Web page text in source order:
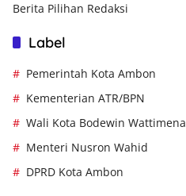
Berita Pilihan Redaksi
Label
Pemerintah Kota Ambon
Kementerian ATR/BPN
Wali Kota Bodewin Wattimena
Menteri Nusron Wahid
DPRD Kota Ambon